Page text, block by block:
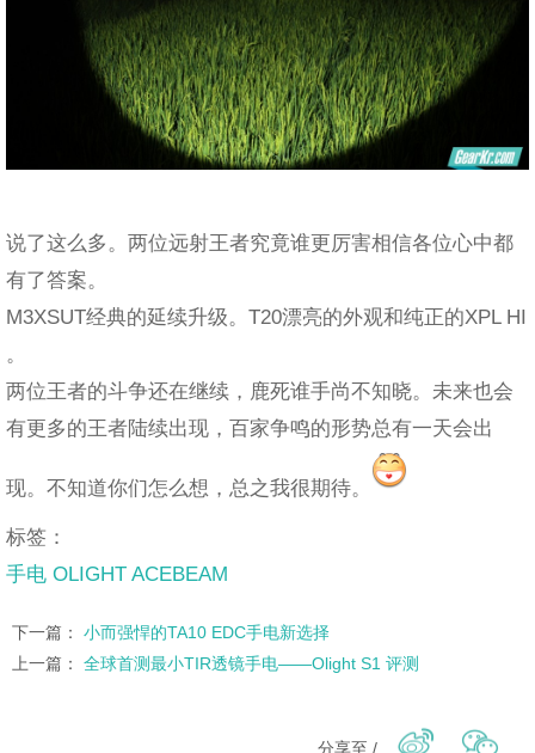
说了这么多。两位远射王者究竟谁更厉害相信各位心中都
有了答案。
M3XSUT经典的延续升级。T20漂亮的外观和纯正的XPL HI
。
两位王者的斗争还在继续，鹿死谁手尚不知晓。未来也会
有更多的王者陆续出现，百家争鸣的形势总有一天会出
现。不知道你们怎么想，总之我很期待。
标签：
手电 OLIGHT ACEBEAM
下一篇： 小而强悍的TA10 EDC手电新选择
上一篇： 全球首测最小TIR透镜手电——Olight S1 评测
分享至 /